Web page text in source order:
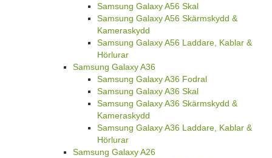
Samsung Galaxy A56 Skal
Samsung Galaxy A56 Skärmskydd &
Kameraskydd
Samsung Galaxy A56 Laddare, Kablar &
Hörlurar
Samsung Galaxy A36
Samsung Galaxy A36 Fodral
Samsung Galaxy A36 Skal
Samsung Galaxy A36 Skärmskydd &
Kameraskydd
Samsung Galaxy A36 Laddare, Kablar &
Hörlurar
Samsung Galaxy A26